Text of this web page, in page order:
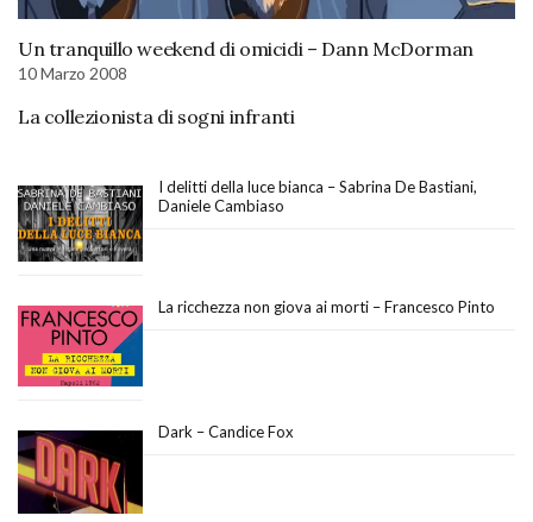
Un tranquillo weekend di omicidi – Dann McDorman
10 Marzo 2008
La collezionista di sogni infranti
I delitti della luce bianca – Sabrina De Bastiani,
Daniele Cambiaso
La ricchezza non giova ai morti – Francesco Pinto
Dark – Candice Fox